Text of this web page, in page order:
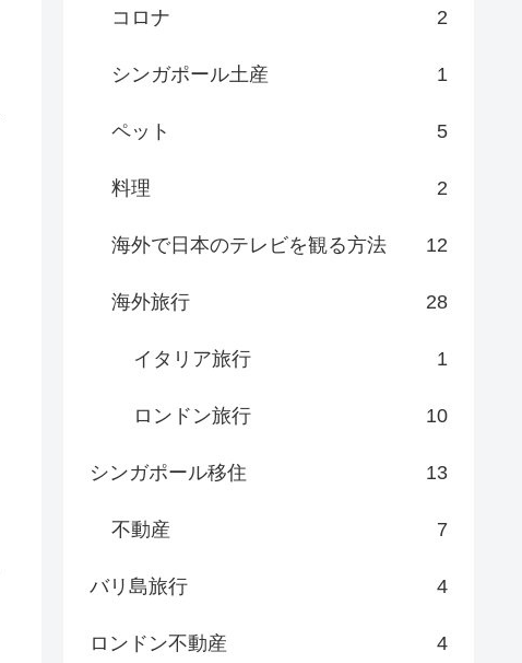
コロナ 2
シンガポール土産 1
ペット 5
料理 2
海外で日本のテレビを観る方法 12
海外旅行 28
イタリア旅行 1
ロンドン旅行 10
シンガポール移住 13
不動産 7
バリ島旅行 4
ロンドン不動産 4